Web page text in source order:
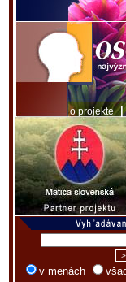
o projekte|
v menách